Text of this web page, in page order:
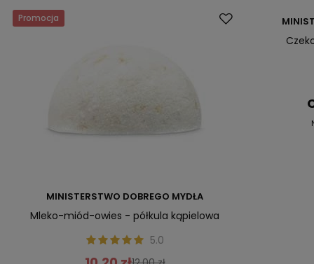
Promocja
MINISTERSTWO DOBREGO MYDŁA
Mleko-miód-owies - półkula kąpielowa
5.0
Promocja